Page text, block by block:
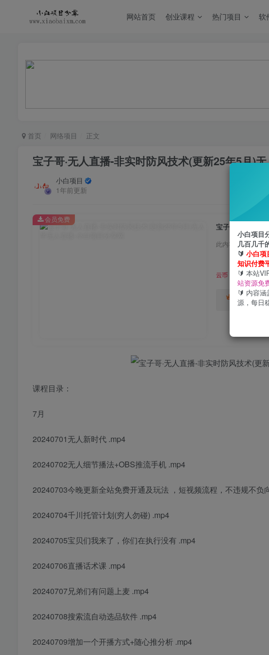
网站首页 创业课程 热门项目 软
首页 网络项目 正文
宝子哥·无人直播-非实时防风技术(更新25年5月)
小白项目
1年前更新
宝子哥·无人直播
此内容为会员免
云币 3 限时
云币99
年VIP免费
会员免费
课程目录：
7月
20240701无人新时代 .mp4
20240702无人细节播法+OBS推流手机 .mp4
20240703今晚更新全站免费开通及玩法 ，短视频流程，不违规不负
20240704千川托管计划(穷人勿碰) .mp4
20240705宝贝们我来了，你们在执行没有 .mp4
20240706直播话术课 .mp4
20240707兄弟们有问题上麦 .mp4
20240708搜索流自动选品软件 .mp4
20240709增加一个开播方式+随心推分析 .mp4
小白项目
几百几千
🔰 小白项
知识付费
🔰 本站
站资源免
🔰 内容
源，每日